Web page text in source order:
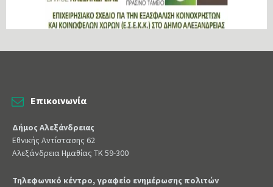
Επικοινωνία
Δήμος Αλεξάνδρειας
Εθνικής Αντίστασης 62
Αλεξάνδρεια Ημαθίας ΤΚ 59-300
Τηλεφωνικό κέντρο, γραφείο ενημέρωσης πολιτών